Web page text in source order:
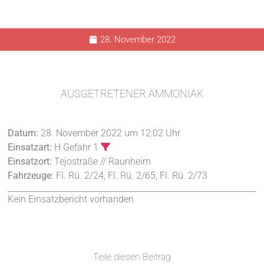
28. November 2022
AUSGETRETENER AMMONIAK
Datum: 28. November 2022 um 12:02 Uhr
Einsatzart: H Gefahr 1
Einsatzort: Tejostraße // Raunheim
Fahrzeuge: Fl. Rü. 2/24, Fl. Rü. 2/65, Fl. Rü. 2/73
Kein Einsatzbericht vorhanden
Teile diesen Beitrag